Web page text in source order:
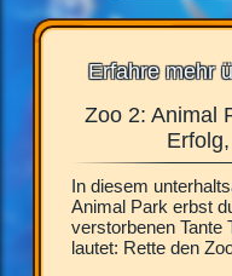
Erfahre mehr
Zoo 2: Animal
In diesem
Animal Park erbst
verstorbenen Tante
lautet: Rette den